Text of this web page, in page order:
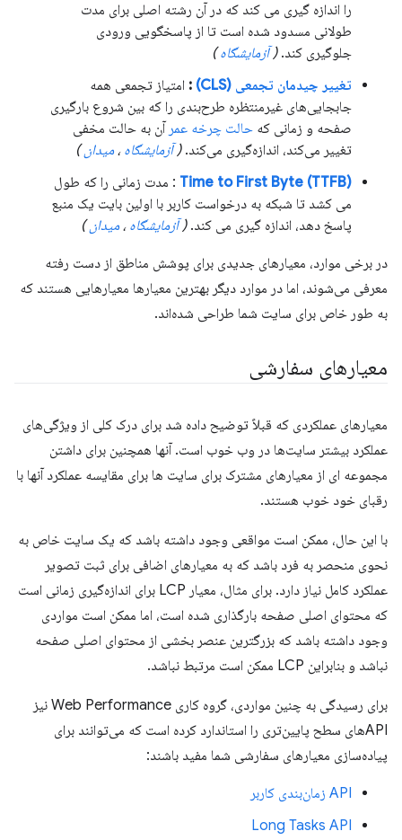
را اندازه گیری می کند که در آن رشته اصلی برای مدت
طولانی مسدود شده است تا از پاسخگویی ورودی
جلوگیری کند.(آزمایشگاه)
تغییر چیدمان تجمعی (CLS)
: امتیاز تجمعی همه
جابجایی‌های غیرمنتظره طرح‌بندی را که بین شروع بارگیری
صفحه و زمانی که حالت چرخه عمر آن به حالت مخفی
تغییر می‌کند، اندازه‌گیری می‌کند.(آزمایشگاه ، میدان)
Time to First Byte (TTFB) : مدت زمانی را که طول
می کشد تا شبکه به درخواست کاربر با اولین بایت یک منبع
پاسخ دهد، اندازه گیری می کند.(آزمایشگاه ، میدان)
در برخی موارد، معیارهای جدیدی برای پوشش مناطق از دست رفته
معرفی می‌شوند، اما در موارد دیگر بهترین معیارها معیارهایی هستند که
به طور خاص برای سایت شما طراحی شده‌اند.
معیارهای سفارشی
معیارهای عملکردی که قبلاً توضیح داده شد برای درک کلی از ویژگی‌های
عملکرد بیشتر سایت‌ها در وب خوب است. آنها همچنین برای داشتن
مجموعه ای از معیارهای مشترک برای سایت ها برای مقایسه عملکرد آنها با
رقبای خود خوب هستند.
با این حال، ممکن است مواقعی وجود داشته باشد که یک سایت خاص به
نحوی منحصر به فرد باشد که به معیارهای اضافی برای ثبت تصویر
عملکرد کامل نیاز دارد. برای مثال، معیار LCP برای اندازه‌گیری زمانی است
که محتوای اصلی صفحه بارگذاری شده است، اما ممکن است مواردی
وجود داشته باشد که بزرگترین عنصر بخشی از محتوای اصلی صفحه
نباشد و بنابراین LCP ممکن است مرتبط نباشد.
برای رسیدگی به چنین مواردی، گروه کاری Web Performance نیز
APIهای سطح پایین‌تری را استاندارد کرده است که می‌توانند برای
پیاده‌سازی معیارهای سفارشی شما مفید باشند:
API زمان‌بندی کاربر
Long Tasks API